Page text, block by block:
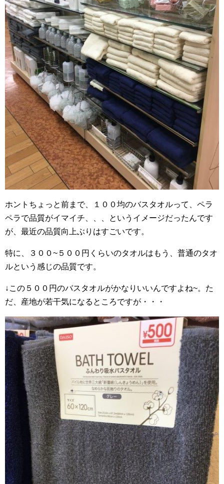
ホントちょっと前まで、１００均のバスタオルって、ペラ
ペラで品質がイマイチ、、、というイメージだったんです
が、最近の品質向上ぶりはすごいです。
特に、３００~５００円くらいのタオルはもう、普通のタオ
ルという感じの品質です。
↓この５００円のバスタオルがかなりいいんですよね~。た
だ、産地が若干気になるところですが・・・